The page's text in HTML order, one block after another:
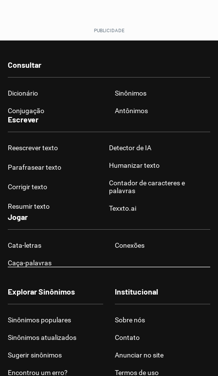
Consultar
Dicionário Sinônimos
Conjugação Antônimos
Escrever
Reescrever texto
Parafrasear texto
Corrigir texto
Resumir texto
Detector de IA
Humanizar texto
Contador de caracteres e
palavras
Texxto.ai
Jogar
Cata-letras Conexões
Caça-palavras
Explorar Sinônimos
Sinônimos populares
Sinônimos atualizados
Sugerir sinônimos
Encontrou um erro?
Institucional
Sobre nós
Contato
Anunciar no site
Termos de uso